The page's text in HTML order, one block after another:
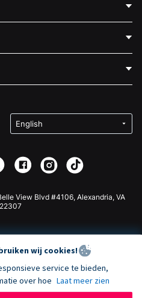
View Blvd #4106, Alexandria, VA
22307
wij cookies!
service te bieden,
over hoe Laat meer zien